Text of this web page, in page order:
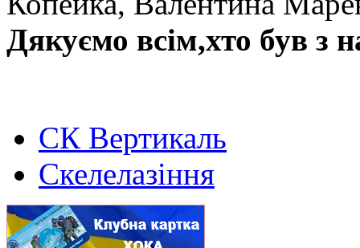
Дякуємо всім,хто був з
СК Вертикаль
Скелелазіння